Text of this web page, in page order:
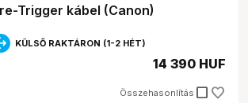
Trigger kábel (Canon)
KÜLSŐ RAKTÁRON (1-2 HÉT)
Összehasonlítás check_box_outline_blank
14 390 HUF